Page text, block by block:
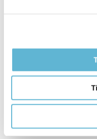
Sidan senast uppdaterad: